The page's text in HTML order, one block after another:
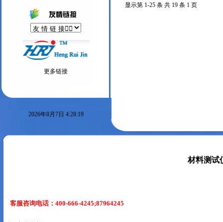
更多链接
2026年8月7日 4:28:19
显示第 1-25 条 共 19 条 1 页
材料测试
客服咨询电话：400-666-4245;87964245